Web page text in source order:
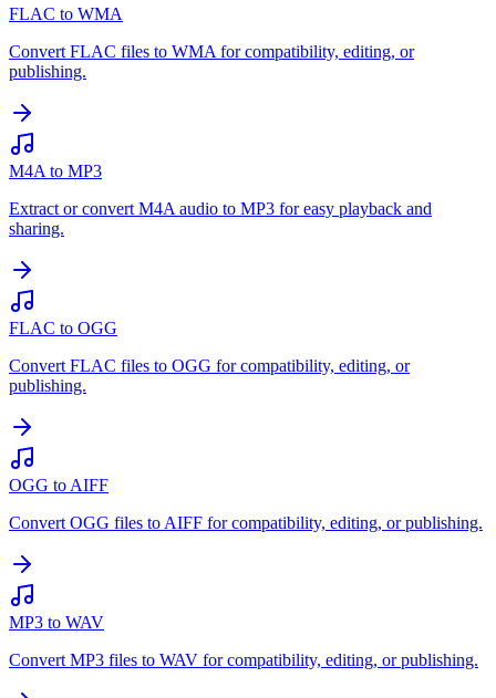
FLAC to WMA
Convert FLAC files to WMA for compatibility, editing, or
publishing.
M4A to MP3
Extract or convert M4A audio to MP3 for easy playback and
sharing.
FLAC to OGG
Convert FLAC files to OGG for compatibility, editing, or
publishing.
OGG to AIFF
Convert OGG files to AIFF for compatibility, editing, or publishing.
MP3 to WAV
Convert MP3 files to WAV for compatibility, editing, or publishing.